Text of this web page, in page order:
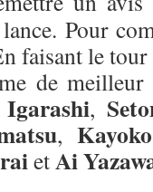
Pour
faisant le tour
de
,
,Kayoko
etAi